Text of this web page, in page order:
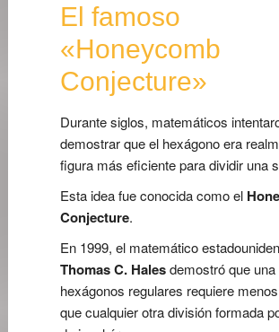
El famoso
«Honeycomb
Conjecture»
Durante siglos, matemáticos
demostrar que el hexágono era
figura más eficiente para dividir una
Esta idea fue conocida como el
Conjecture.
En 1999, el matemático
Thomas C. Halesdemostró que una
hexágonos regulares requiere
que cualquier otra división formada